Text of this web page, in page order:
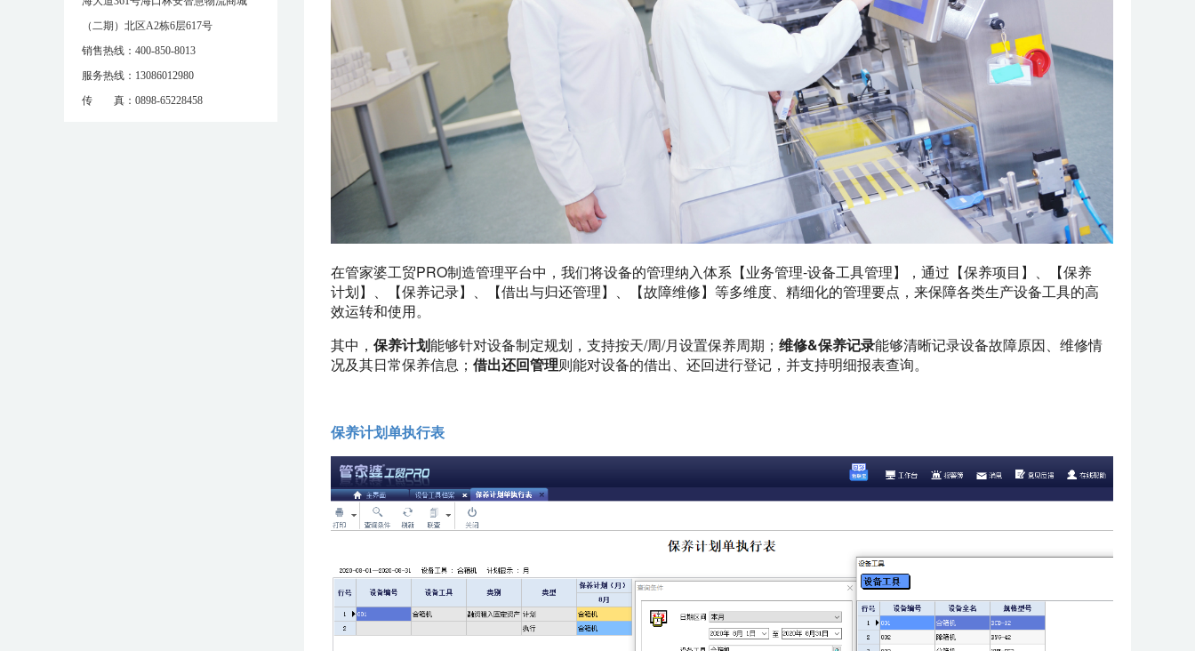
（二期）北区A2栋6层617号
销售热线：400-850-8013
服务热线：13086012980
传 真：0898-65228458
在管家婆工贸PRO制造管理平台中，我们将设备的管理纳入体系【业务管理-设备工具管理】，通过【保养项目】、【保养
计划】、【保养记录】、【借出与归还管理】、【故障维修】等多维度、精细化的管理要点，来保障各类生产设备工具的高
效运转和使用。
其中， 保养计划能够针对设备制定规划，支持按天/周/月设置保养周期； 维修&保养记录能够清晰记录设备故障原因、维修情
况及其日常保养信息； 借出还回管理则能对设备的借出、还回进行登记，并支持明细报表查询。
保养计划单执行表